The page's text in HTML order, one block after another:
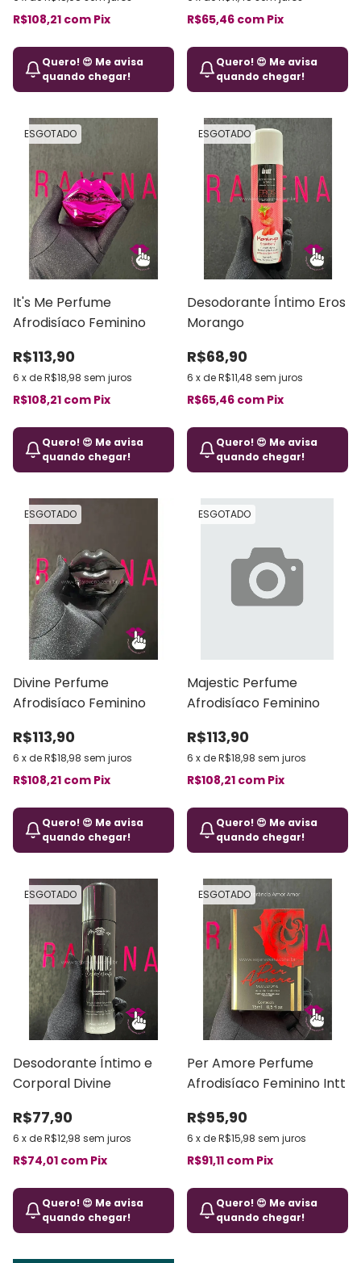
R$108,21 com Pix
Quero! 😍 Me avisa
quando chegar!
R$65,46 com Pix
Quero! 😍 Me avisa
quando chegar!
ESGOTADO
It's Me Perfume
Afrodisíaco Feminino
R$113,90
6 xdeR$18,98 sem juros
R$108,21 com Pix
Quero! 😍 Me avisa
quando chegar!
ESGOTADO
Desodorante Íntimo Eros
Morango
R$68,90
6 xdeR$11,48 sem juros
R$65,46 com Pix
Quero! 😍 Me avisa
quando chegar!
ESGOTADO
Divine Perfume
Afrodisíaco Feminino
R$113,90
6 xdeR$18,98 sem juros
R$108,21 com Pix
Quero! 😍 Me avisa
quando chegar!
ESGOTADO
Majestic Perfume
Afrodisíaco Feminino
R$113,90
6 xdeR$18,98 sem juros
R$108,21 com Pix
Quero! 😍 Me avisa
quando chegar!
ESGOTADO
Desodorante Íntimo e
Corporal Divine
R$77,90
6 xdeR$12,98 sem juros
R$74,01 com Pix
Quero! 😍 Me avisa
quando chegar!
ESGOTADO
Per Amore Perfume
Afrodisíaco Feminino Intt
R$95,90
6 xdeR$15,98 sem juros
R$91,11 com Pix
Quero! 😍 Me avisa
quando chegar!